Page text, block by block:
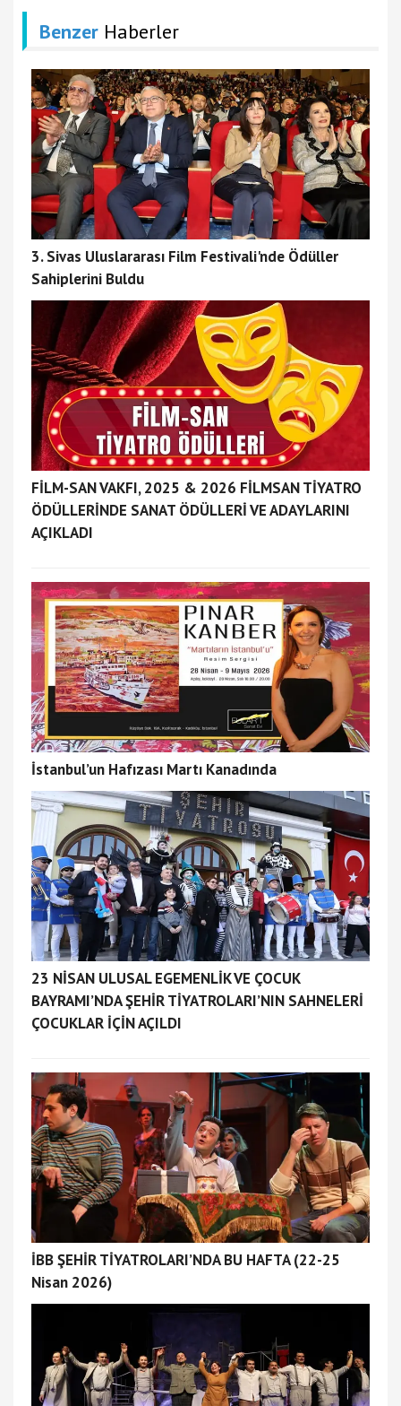
Benzer Haberler
3. Sivas Uluslararası Film Festivali'nde Ödüller
Sahiplerini Buldu
FİLM-SAN VAKFI, 2025 & 2026 FİLMSAN TİYATRO
ÖDÜLLERİNDE SANAT ÖDÜLLERİ VE ADAYLARINI
AÇIKLADI
İstanbul’un Hafızası Martı Kanadında
23 NİSAN ULUSAL EGEMENLİK VE ÇOCUK
BAYRAMI’NDA ŞEHİR TİYATROLARI’NIN SAHNELERİ
ÇOCUKLAR İÇİN AÇILDI
İBB ŞEHİR TİYATROLARI’NDA BU HAFTA (22-25
Nisan 2026)